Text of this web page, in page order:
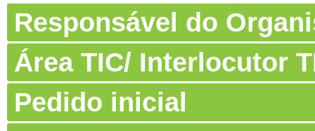
Responsável do
Área TIC/ Interlocutor
Pedido inicial